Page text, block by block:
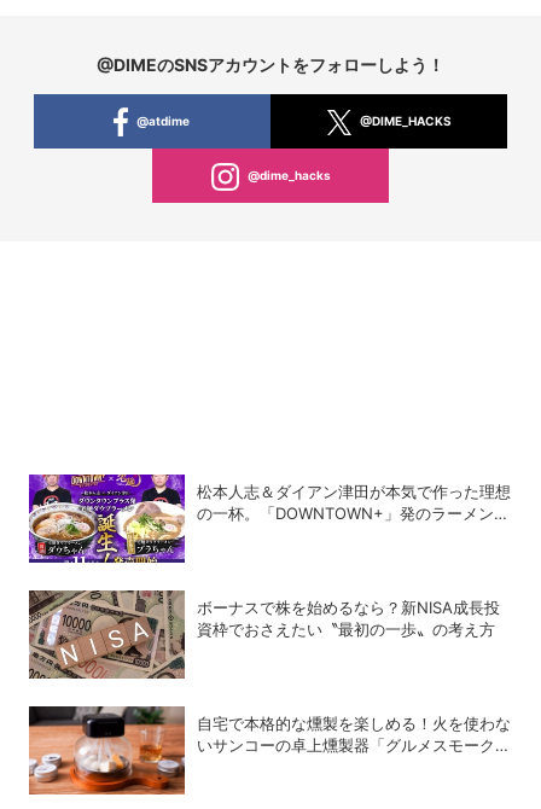
@DIMEのSNSアカウントをフォローしよう！
@atdime @DIME_HACKS
@dime_hacks
松本人志＆ダイアン津田が本気で作った理想
の一杯。「DOWNTOWN+」発のラーメンを
ボーナスで株を始めるなら？新NISA成長投
資枠でおさえたい〝最初の一歩〟の考え方
自宅で本格的な燻製を楽しめる！火を使わな
いサンコーの卓上燻製器「グルメスモークセ